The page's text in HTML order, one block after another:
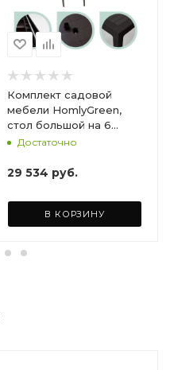
Комплект садовой
мебели HomlyGreen,
стол большой на 6
персон 153х79х70, 6
коричневыми
Достаточно
29 534 руб.
В КОРЗИНУ